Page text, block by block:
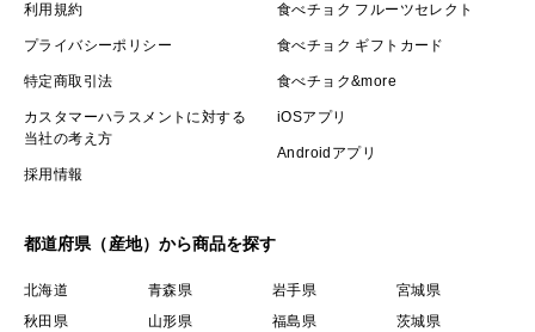
利用規約
プライバシーポリシー
特定商取引法
カスタマーハラスメントに対する
当社の考え方
採用情報
食べチョク フルーツセレクト
食べチョク ギフトカード
食べチョク&more
iOSアプリ
Androidアプリ
都道府県（産地）から商品を探す
北海道 青森県 岩手県
宮城県
秋田県
山形県 福島県
茨城県